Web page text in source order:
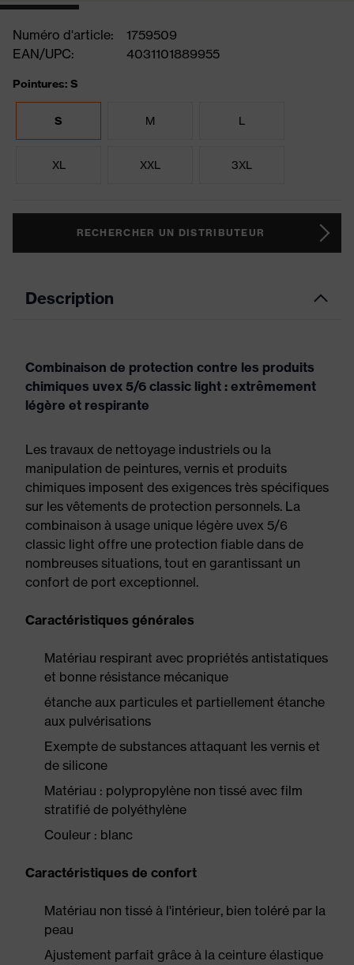
Numéro d'article:
1759509
EAN/UPC:
4031101889955
Pointures: S
S M L
XL XXL 3XL
RECHERCHER UN DISTRIBUTEUR
Description
Combinaison de protection contre les produits
chimiques uvex 5/6 classic light : extrêmement
légère et respirante
Les travaux de nettoyage industriels ou la
manipulation de peintures, vernis et produits
chimiques imposent des exigences très spécifiques
sur les vêtements de protection personnels. La
combinaison à usage unique légère uvex 5/6
classic light offre une protection fiable dans de
nombreuses situations, tout en garantissant un
confort de port exceptionnel.
Caractéristiques générales
Matériau respirant avec propriétés antistatiques
et bonne résistance mécanique
étanche aux particules et partiellement étanche
aux pulvérisations
Exempte de substances attaquant les vernis et
de silicone
Matériau : polypropylène non tissé avec film
stratifié de polyéthylène
Couleur : blanc
Caractéristiques de confort
Matériau non tissé à l'intérieur, bien toléré par la
peau
Ajustement parfait grâce à la ceinture élastique